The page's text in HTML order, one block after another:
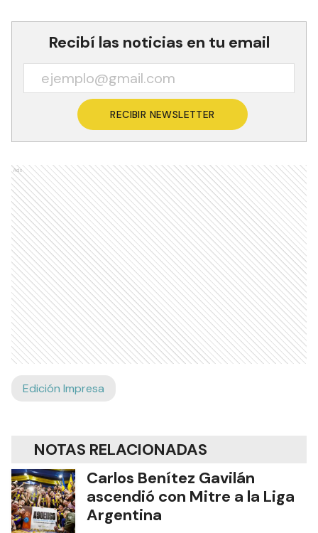
Recibí las noticias en tu email
RECIBIR NEWSLETTER
Ads
Edición Impresa
NOTAS RELACIONADAS
Carlos Benítez Gavilán
ascendió con Mitre a la Liga
Argentina